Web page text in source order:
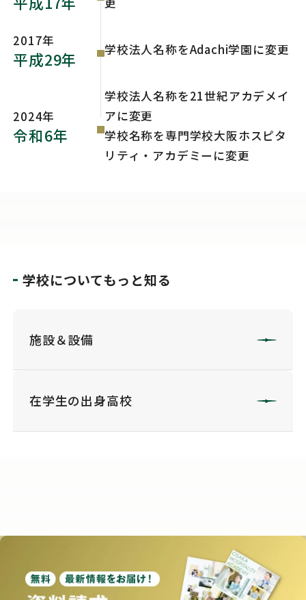
2017年
平成29年 学校法人名称をAdachi学園に変更
2024年
令和6年
学校法人名称を21世紀アカデメイ
アに変更
学校名称を専門学校大阪ホスピタ
リティ・アカデミーに変更
学校についてもっと知る
施設＆設備
在学生の出身高校